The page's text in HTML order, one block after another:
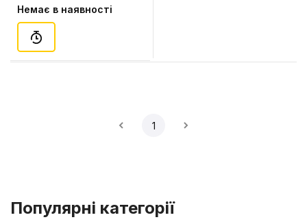
Немає в наявності
1
Популярні категорії